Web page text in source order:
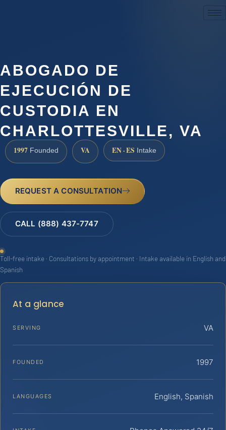
ABOGADO DE
EJECUCIÓN DE
CUSTODIA EN
CHARLOTTESVILLE, VA
1997 Founded VA EN · ES Intake
REQUEST A CONSULTATION
CALL (888) 437-7747
Toll-free intake · Consultations by appointment · Intake available in English and
Spanish
At a glance
SERVING VA
FOUNDED 1997
LANGUAGES English, Spanish